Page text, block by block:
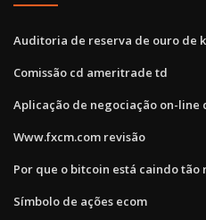
Auditoria de reserva de ouro de
Comissão cd ameritrade td
Aplicação de negociação on-
Www.fxcm.com revisão
Por que o bitcoin está caindo tão
Símbolo de ações ecom